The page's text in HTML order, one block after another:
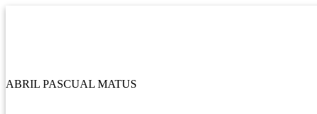
ABRIL PASCUAL MATUS